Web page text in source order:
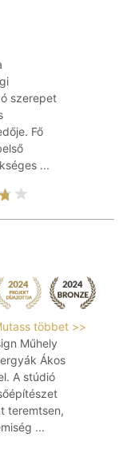
szerepet
Fő
...
többet >>
Műhely
Ákos
A stúdió
teremtsen,
...